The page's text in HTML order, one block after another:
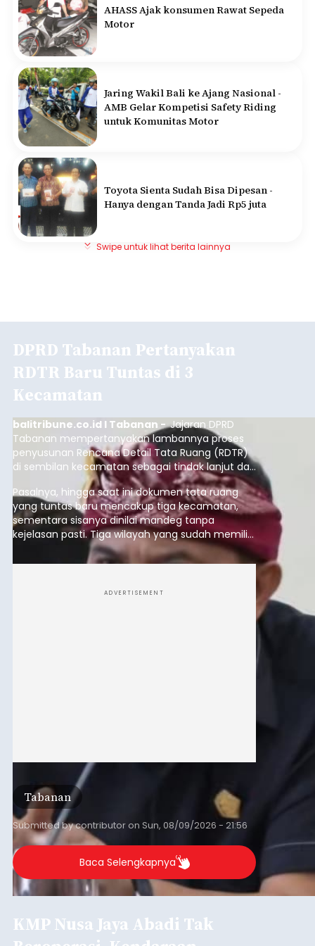
AHASS Ajak konsumen Rawat Sepeda
Motor
Jaring Wakil Bali ke Ajang Nasional -
AMB Gelar Kompetisi Safety Riding
untuk Komunitas Motor
Toyota Sienta Sudah Bisa Dipesan -
Hanya dengan Tanda Jadi Rp5 juta
Swipe untuk lihat berita lainnya
DPRD Tabanan Pertanyakan
RDTR Baru Tuntas di 3
Kecamatan
balitribune.co.id I Tabanan -Jajaran DPRD
Tabanan mempertanyakan lambannya proses
penyusunan Rencana Detail Tata Ruang (RDTR)
di sembilan kecamatan sebagai tindak lanjut dari
pelaksanaan RTRW.
Pasalnya, hingga saat ini dokumen tata ruang
yang tuntas baru mencakup tiga kecamatan,
sementara sisanya dinilai mandeg tanpa
kejelasan pasti. Tiga wilayah yang sudah memiliki
RDTR tersebut meliputi Kecamatan Kediri,
Tabanan, dan Selemadeg Barat.
ADVERTISEMENT
Tabanan
Submitted bycontributor on Sun, 08/09/2026 - 21:56
Baca Selengkapnya
KMP Nusa Jaya Abadi Tak